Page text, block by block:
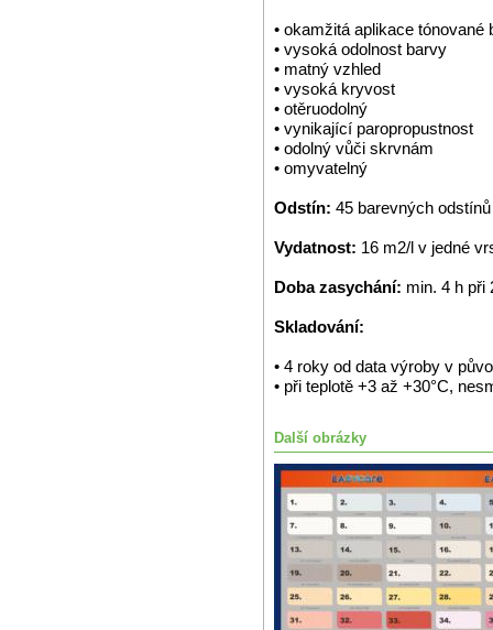
• okamžitá aplikace tónované
• vysoká odolnost barvy
• matný vzhled
• vysoká kryvost
• otěruodolný
• vynikající paropropustnost
• odolný vůči skrvnám
• omyvatelný
Odstín: 45 barevných odstínů
Vydatnost: 16 m2/l v jedné
Doba zasychání: min. 4 h při
Skladování:
• 4 roky od data výroby v
• při teplotě +3 až +30°C,
Další obrázky